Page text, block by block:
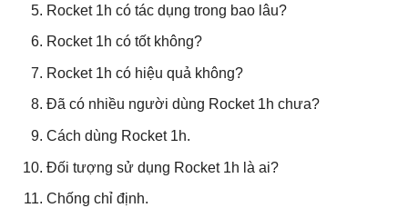
Rocket 1h có tác dụng trong bao lâu?
Rocket 1h có tốt không?
Rocket 1h có hiệu quả không?
Đã có nhiều người dùng Rocket 1h chưa?
Cách dùng Rocket 1h.
Đối tượng sử dụng Rocket 1h là ai?
Chống chỉ định.